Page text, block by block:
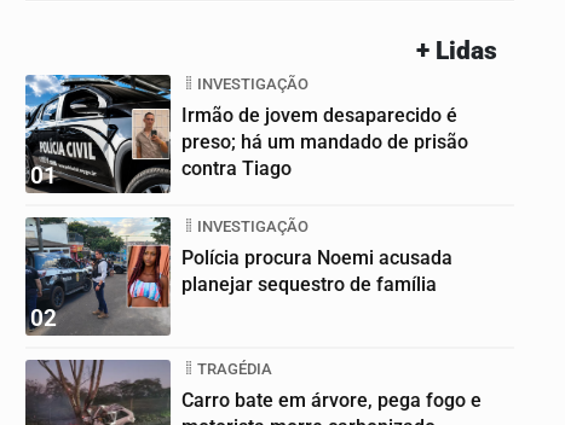
+ Lidas
01
INVESTIGAÇÃO
Irmão de jovem desaparecido é
preso; há um mandado de prisão
contra Tiago
02
INVESTIGAÇÃO
Polícia procura Noemi acusada
planejar sequestro de família
TRAGÉDIA
Carro bate em árvore, pega fogo e